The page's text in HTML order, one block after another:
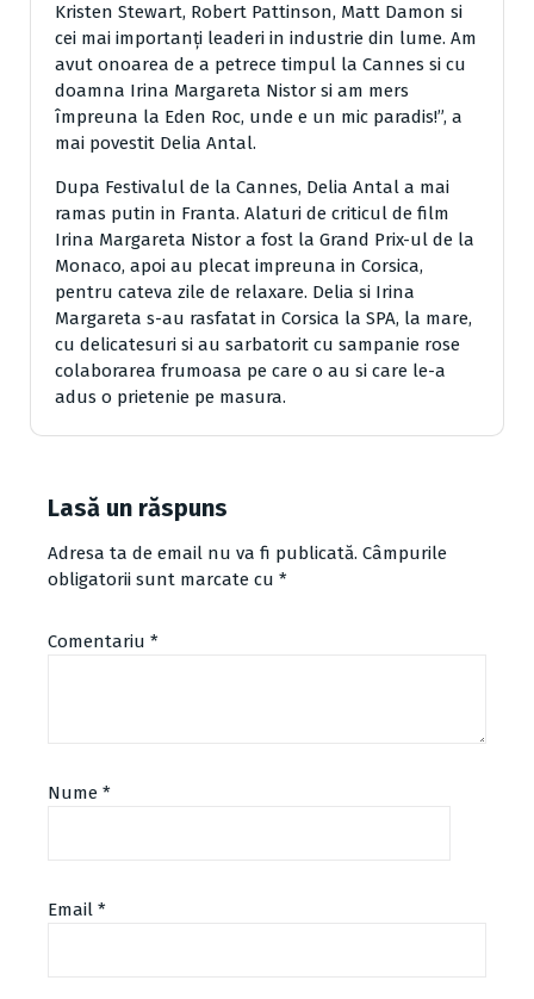
Kristen Stewart, Robert Pattinson, Matt Damon si
cei mai importanți leaderi in industrie din lume. Am
avut onoarea de a petrece timpul la Cannes si cu
doamna Irina Margareta Nistor si am mers
împreuna la Eden Roc, unde e un mic paradis!”, a
mai povestit Delia Antal.
Dupa Festivalul de la Cannes, Delia Antal a mai
ramas putin in Franta. Alaturi de criticul de film
Irina Margareta Nistor a fost la Grand Prix-ul de la
Monaco, apoi au plecat impreuna in Corsica,
pentru cateva zile de relaxare. Delia si Irina
Margareta s-au rasfatat in Corsica la SPA, la mare,
cu delicatesuri si au sarbatorit cu sampanie rose
colaborarea frumoasa pe care o au si care le-a
adus o prietenie pe masura.
Lasă un răspuns
Adresa ta de email nu va fi publicată. Câmpurile
obligatorii sunt marcate cu *
Comentariu *
Nume *
Email *